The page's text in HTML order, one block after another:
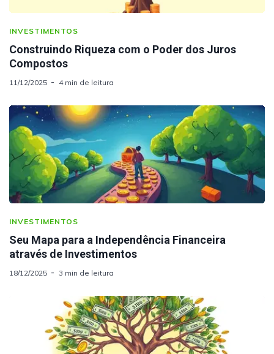
INVESTIMENTOS
Construindo Riqueza com o Poder dos Juros
Compostos
11/12/2025 4 min de leitura
INVESTIMENTOS
Seu Mapa para a Independência Financeira
através de Investimentos
18/12/2025 3 min de leitura